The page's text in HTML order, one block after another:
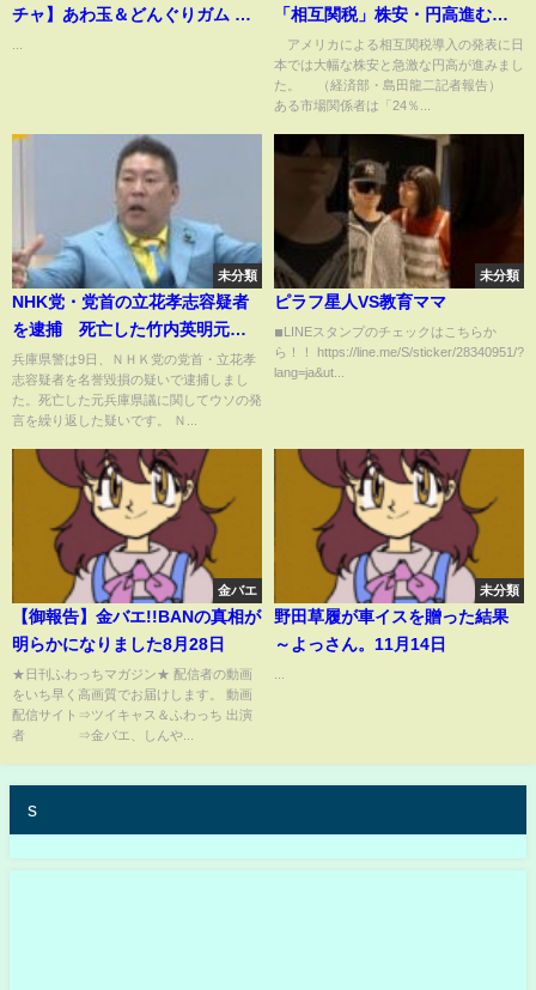
チャ】あわ玉＆どんぐりガム 大
「相互関税」株安・円高進む
(2025年4月3日)
アメリカによる相互関税導入の発表に日
本では大幅な株安と急激な円高が進みまし
た。 （経済部・島田龍二記者報告）
ある市場関係者は「24％...
未分類
NHK党・党首の立花孝志容疑者
を逮捕 死亡した竹内英明元兵
庫県議の名誉を毀損した疑い
兵庫県警
兵庫県警は9日、ＮＨＫ党の党首・立花孝
志容疑者を名誉毀損の疑いで逮捕しまし
た。死亡した元兵庫県議に関してウソの発
言を繰り返した疑いです。 Ｎ...
未分類
ピラフ星人VS教育ママ
◾︎LINEスタンプのチェックはこちらか
ら！！ https://line.me/S/sticker/28340951/?
lang=ja&ut...
金バエ
【御報告】金バエ!!BANの真相が
明らかになりました8月28日
★日刊ふわっちマガジン★ 配信者の動画
をいち早く高画質でお届けします。 動画
配信サイト⇒ツイキャス＆ふわっち 出演
者 ⇒金バエ、しんや...
未分類
野田草履が車イスを贈った結果
～よっさん。11月14日
s